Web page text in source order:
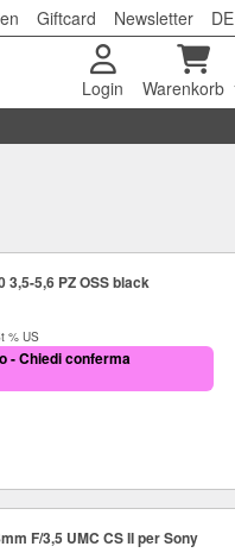
Giftcard Newsletter DE
Login
Warenkorb
SONY OB.16-50 3,5-5,6 PZ OSS black
% US
- Chiedi conferma
F/3,5 UMC CS II per Sony